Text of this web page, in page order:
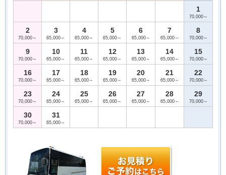
1
70,000～
2
70,000～
3
65,000～
4
65,000～
5
65,000～
6
65,000～
7
65,000～
8
70,000～
9
70,000～
10
65,000～
11
65,000～
12
65,000～
13
65,000～
14
65,000～
15
70,000～
16
70,000～
17
65,000～
18
65,000～
19
65,000～
20
65,000～
21
65,000～
22
70,000～
23
70,000～
24
65,000～
25
65,000～
26
65,000～
27
65,000～
28
65,000～
29
70,000～
30
70,000～
31
65,000～